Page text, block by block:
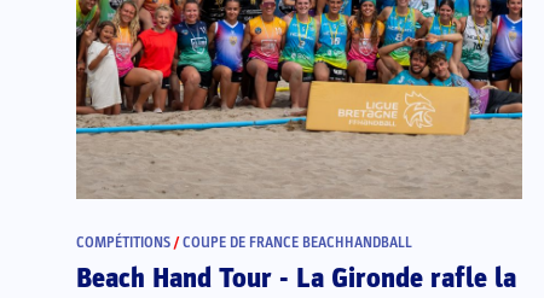
COMPÉTITIONS /COUPE DE FRANCE BEACHHANDBALL
Beach Hand Tour - La Gironde rafle la